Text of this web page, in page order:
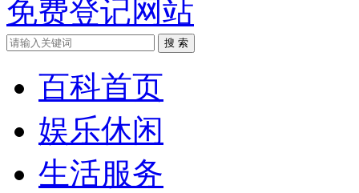
免费登记网站
搜 索
百科首页
娱乐休闲
生活服务